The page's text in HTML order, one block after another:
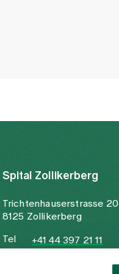
Spital Zollikerberg
Trichtenhauserstrasse 20
8125 Zollikerberg
Tel
+41 44 397 21 11